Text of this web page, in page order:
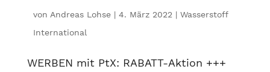
von Andreas Lohse| 4. März 2022 | Wasserstoff
International
WERBEN mit PtX: RABATT-Aktion +++